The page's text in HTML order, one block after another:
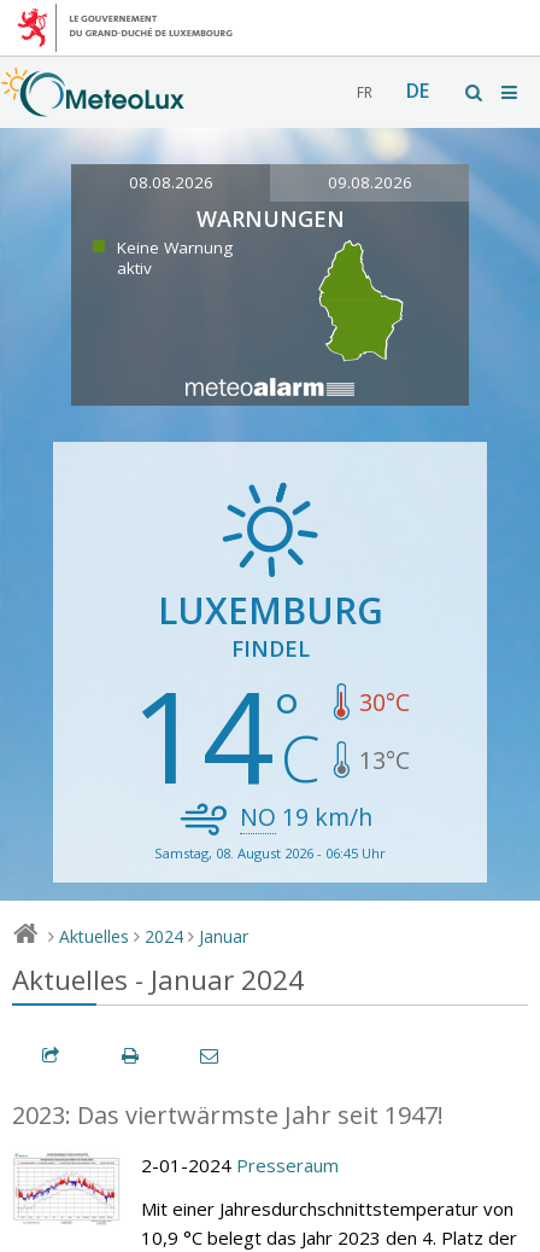
FR DE
08.08.2026 09.08.2026
WARNUNGEN
Keine Warnung
aktiv
LUXEMBURG
FINDEL
14 30°C
13°C
NO 19 km/h
Samstag, 08. August 2026 - 06:45 Uhr
> Aktuelles > 2024 > Januar
Aktuelles - Januar 2024
2023: Das viertwärmste Jahr seit 1947!
2-01-2024 Presseraum
Mit einer Jahresdurchschnittstemperatur von
10,9 °C belegt das Jahr 2023 den 4. Platz der